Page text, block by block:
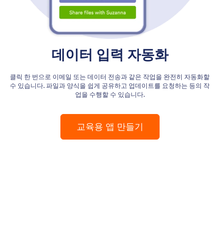
데이터 입력 자동화
클릭 한 번으로 이메일 또는 데이터 전송과 같은 작업을 완전히 자동화할
수 있습니다. 파일과 양식을 쉽게 공유하고 업데이트를 요청하는 등의 작
업을 수행할 수 있습니다.
교육용 앱 만들기